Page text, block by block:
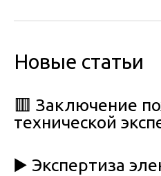
Новые статьи
🟥 Заключение
технической
▶️ Экспертиза